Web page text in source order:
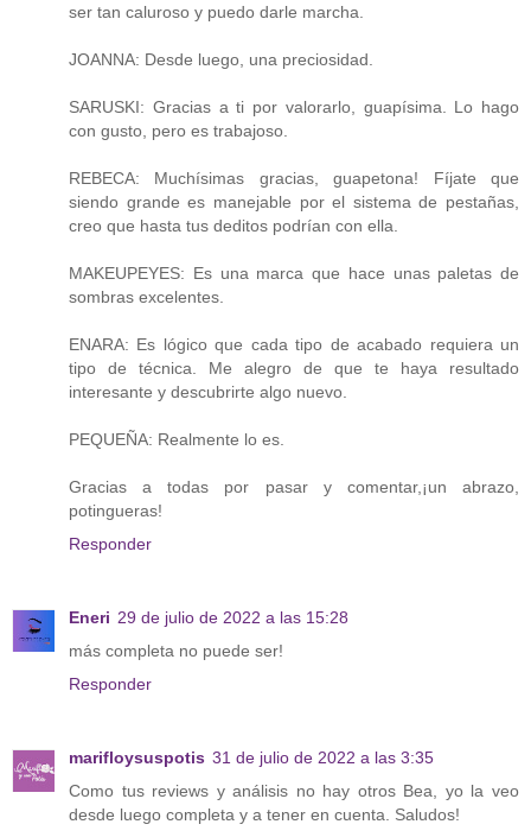
ser tan caluroso y puedo darle marcha.
JOANNA: Desde luego, una preciosidad.
SARUSKI: Gracias a ti por valorarlo, guapísima. Lo hago
con gusto, pero es trabajoso.
REBECA: Muchísimas gracias, guapetona! Fíjate que
siendo grande es manejable por el sistema de pestañas,
creo que hasta tus deditos podrían con ella.
MAKEUPEYES: Es una marca que hace unas paletas de
sombras excelentes.
ENARA: Es lógico que cada tipo de acabado requiera un
tipo de técnica. Me alegro de que te haya resultado
interesante y descubrirte algo nuevo.
PEQUEÑA: Realmente lo es.
Gracias a todas por pasar y comentar,¡un abrazo,
potingueras!
Responder
Eneri 29 de julio de 2022 a las 15:28
más completa no puede ser!
Responder
marifloysuspotis 31 de julio de 2022 a las 3:35
Como tus reviews y análisis no hay otros Bea, yo la veo
desde luego completa y a tener en cuenta. Saludos!